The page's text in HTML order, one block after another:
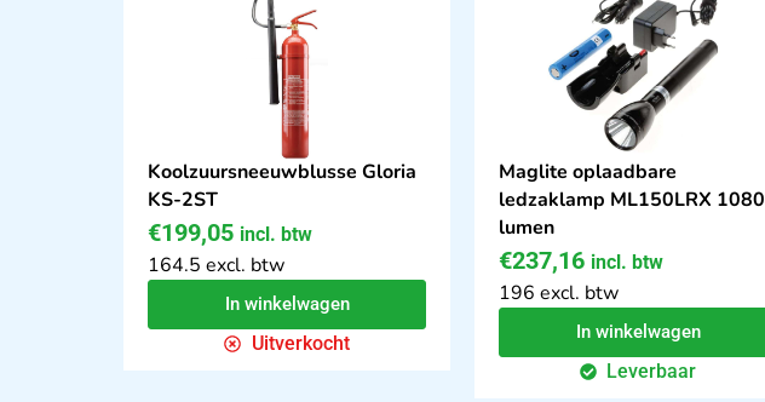
Koolzuursneeuwblusse Gloria
KS-2ST
€199,05 incl. btw
164.5 excl. btw
In winkelwagen
Uitverkocht
Maglite oplaadbare
ledzaklamp ML150LRX 1080
lumen
€237,16 incl. btw
196 excl. btw
In winkelwagen
Leverbaar